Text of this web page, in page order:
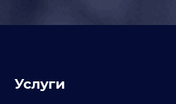
Услуги